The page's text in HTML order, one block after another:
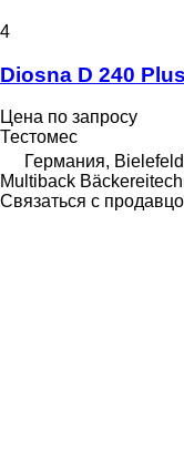
4
Diosna D 240 Plus
Цена по запросу
Тестомес
Германия, Bielefeld
Multiback
Связаться с